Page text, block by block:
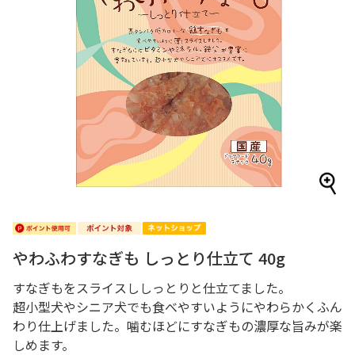
やわふわすなぎも しっとり仕立て 40g
すなぎもをスライスししっとりと仕立てました。
超小型犬やシニア犬でも食べやすいようにやわらかくふん
わり仕上げました。噛むほどにすなぎもの濃厚な旨みが楽
しめます。